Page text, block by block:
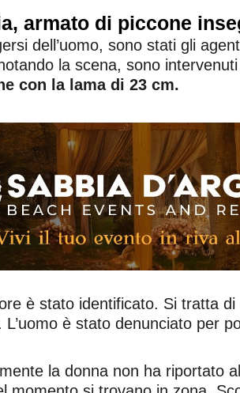
armato di piccone
dell’uomo, sono stati gli
la scena, sono
con la lama di 23 cm.
è stato identificato. Si tratta di
L’uomo è stato denunciato per
la donna non ha riportato